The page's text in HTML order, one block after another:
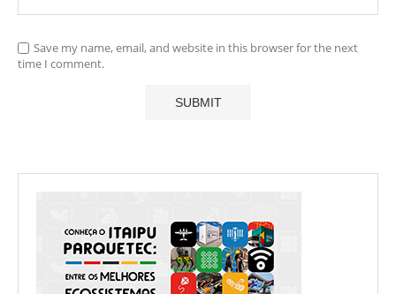
Save my name, email, and website in this browser for the next
time I comment.